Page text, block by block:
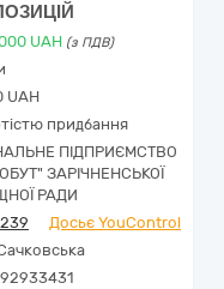
UAH (з ПДВ)
UAH
придбання
ПІДПРИЄМСТВО
ЗАРІЧНЕНСЬКОЇ
РАДИ
Досьє YouControl